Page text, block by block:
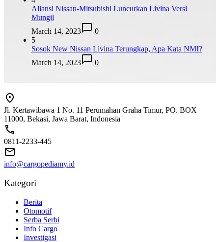
Aliansi Nissan-Mitsubishi Luncurkan Livina Versi
Mungil
March 14, 2023
0
5
Sosok New Nissan Livina Terungkap, Apa Kata NMI?
March 14, 2023
0
Jl. Kertawibawa 1 No. 11 Perumahan Graha Timur, PO. BOX
11000, Bekasi, Jawa Barat, Indonesia
0811-2233-445
info@cargopediamy.id
Kategori
Berita
Otomotif
Serba Serbi
Info Cargo
Investigasi